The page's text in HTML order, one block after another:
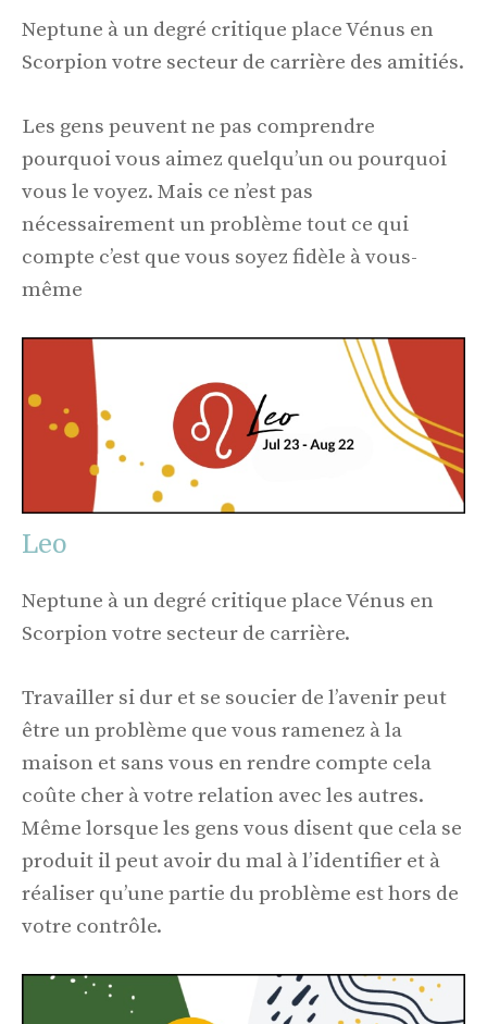
Neptune à un degré critique place Vénus en
Scorpion votre secteur de carrière des amitiés.
Les gens peuvent ne pas comprendre
pourquoi vous aimez quelqu’un ou pourquoi
vous le voyez. Mais ce n’est pas
nécessairement un problème tout ce qui
compte c’est que vous soyez fidèle à vous-
même
Leo
Neptune à un degré critique place Vénus en
Scorpion votre secteur de carrière.
Travailler si dur et se soucier de l’avenir peut
être un problème que vous ramenez à la
maison et sans vous en rendre compte cela
coûte cher à votre relation avec les autres.
Même lorsque les gens vous disent que cela se
produit il peut avoir du mal à l’identifier et à
réaliser qu’une partie du problème est hors de
votre contrôle.